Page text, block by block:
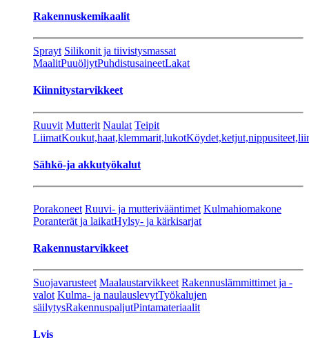
Rakennuskemikaalit
Sprayt Silikonit ja tiivistysmassat
MaalitPuuöljytPuhdistusaineetLakat
Kiinnitystarvikkeet
Ruuvit Mutterit Naulat Teipit
LiimatKoukut,haat,klemmarit,lukot
Sähkö-ja akkutyökalut
Porakoneet Ruuvi- ja mutterivääntimet Kulmahiomakone
Poranterät ja laikatHylsy- ja kärkisarjat
Rakennustarvikkeet
Suojavarusteet Maalaustarvikkeet Rakennuslämmittimet ja -
valot Kulma- ja naulauslevytTyökalujen
säilytysRakennuspaljutPintamateriaalit
Lvis